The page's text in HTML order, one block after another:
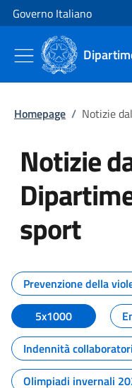
Vai al contenuto
Vai alla navigazione del sito
Governo Italiano
Homepage / Notizie
Notizie
sport
Tutti i
Prevenzione della
5x1000
Indennità
Olimpiadi invernali